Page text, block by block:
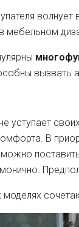
мебельном
вызвать
уступает
В